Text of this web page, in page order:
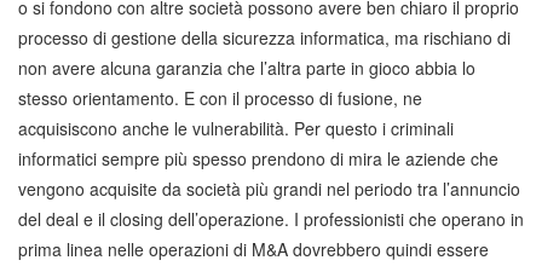
o si fondono con altre società possono avere ben chiaro il proprio
processo di gestione della sicurezza informatica, ma rischiano di
non avere alcuna garanzia che l’altra parte in gioco abbia lo
stesso orientamento. E con il processo di fusione, ne
acquisiscono anche le vulnerabilità. Per questo i criminali
informatici sempre più spesso prendono di mira le aziende che
vengono acquisite da società più grandi nel periodo tra l’annuncio
del deal e il closing dell’operazione. I professionisti che operano in
prima linea nelle operazioni di M&A dovrebbero quindi essere